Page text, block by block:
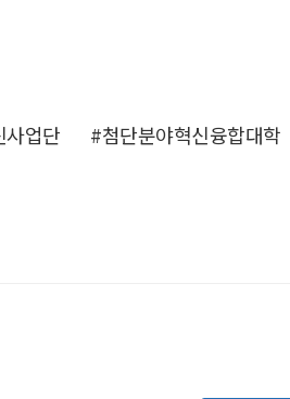
사업단 #첨단분야혁신융합대학